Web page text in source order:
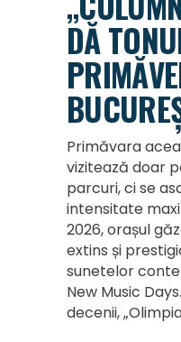
DĂ
Primăvara
vizitează doar
parcuri, ci se
intensitate
2026, orașul
extins și
sunetelor
New Music
decenii,